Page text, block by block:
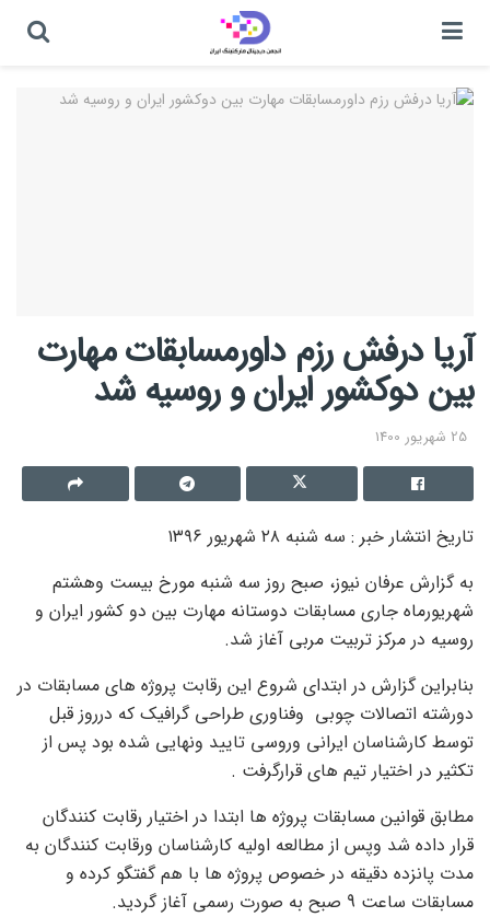
آریا درفش رزم داورمسابقات مهارت
بین دوکشور ایران و روسیه شد
25 شهریور 1400
تاریخ انتشار خبر : سه شنبه ٢٨ شهريور ١٣٩٦
به گزارش عرفان نیوز، صبح روز سه شنبه مورخ بیست وهشتم
شهریورماه جاری مسابقات دوستانه مهارت بین دو کشور ایران و
روسیه در مرکز تربیت مربی آغاز شد.
بنابراین گزارش در ابتدای شروع این رقابت پروژه های مسابقات در
دورشته اتصالات چوبی وفناوری طراحی گرافیک که درروز قبل
توسط کارشناسان ایرانی وروسی تایید ونهایی شده بود پس از
تکثیر در اختیار تیم های قرارگرفت .
مطابق قوانین مسابقات پروژه ها ابتدا در اختیار رقابت کنندگان
قرار داده شد وپس از مطالعه اولیه کارشناسان ورقابت کنندگان به
مدت پانزده دقیقه در خصوص پروژه ها با هم گفتگو کرده و
مسابقات ساعت 9 صبح به صورت رسمی آغاز گردید.